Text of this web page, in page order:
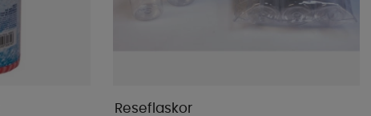
Reseflaskor